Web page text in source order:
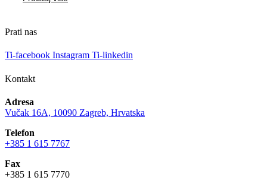
Prati nas
Ti-facebook Instagram Ti-linkedin
Kontakt
Adresa
Vučak 16A, 10090 Zagreb, Hrvatska
Telefon
+385 1 615 7767
Fax
+385 1 615 7770